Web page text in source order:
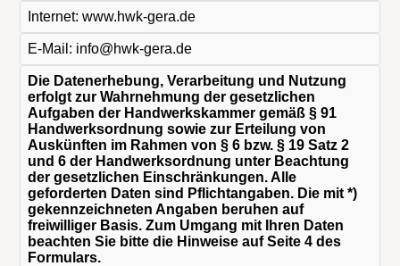
Internet: www.hwk-gera.de
E-Mail: info@hwk-gera.de
Die Datenerhebung, Verarbeitung und Nutzung
erfolgt zur Wahrnehmung der gesetzlichen
Aufgaben der Handwerkskammer gemäß § 91
Handwerksordnung sowie zur Erteilung von
Auskünften im Rahmen von § 6 bzw. § 19 Satz 2
und 6 der Handwerksordnung unter Beachtung
der gesetzlichen Einschränkungen. Alle
geforderten Daten sind Pflichtangaben. Die mit *)
gekennzeichneten Angaben beruhen auf
freiwilliger Basis. Zum Umgang mit Ihren Daten
beachten Sie bitte die Hinweise auf Seite 4 des
Formulars.